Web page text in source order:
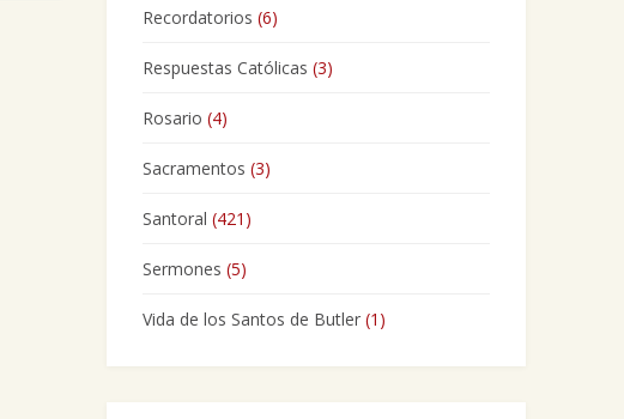
Recordatorios (6)
Respuestas Católicas (3)
Rosario (4)
Sacramentos (3)
Santoral (421)
Sermones (5)
Vida de los Santos de Butler (1)